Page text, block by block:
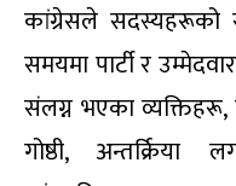
कांग्रेसले सदस्यहरूको
समयमा पार्टी र
संलग्न भएका व्यक्तिहरू,
गोष्ठी, अन्तर्क्रिया